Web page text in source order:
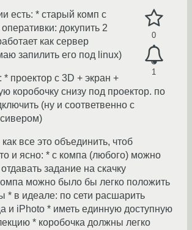
0
1
есть: * старый комп с
докупить 2
как сервер
запилить его под linux)
* проектор с 3D + экран +
коробочку снизу под проектор. по
(ну и соответвенно с
все это объединить, чтоб
и ясно: * с компа (любого) можно
задание на скачку
можно было бы легко положить
* в идеале: по сети расшарить
и iPhoto * иметь единную доступную
* коробочка должны легко